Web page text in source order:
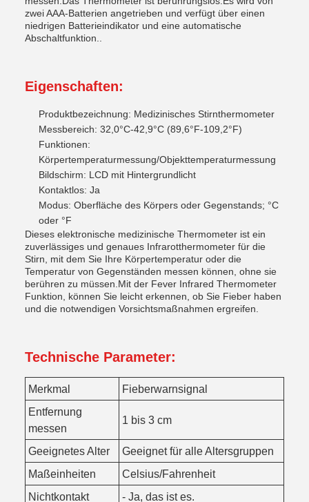
zwei AAA-Batterien angetrieben und verfügt über einen
niedrigen Batterieindikator und eine automatische
Abschaltfunktion..
Eigenschaften:
Produktbezeichnung: Medizinisches Stirnthermometer
Messbereich: 32,0°C-42,9°C (89,6°F-109,2°F)
Funktionen:
Körpertemperaturmessung/Objekttemperaturmessung
Bildschirm: LCD mit Hintergrundlicht
Kontaktlos: Ja
Modus: Oberfläche des Körpers oder Gegenstands; °C
oder °F
Dieses elektronische medizinische Thermometer ist ein
zuverlässiges und genaues Infrarotthermometer für die
Stirn, mit dem Sie Ihre Körpertemperatur oder die
Temperatur von Gegenständen messen können, ohne sie
berühren zu müssen.Mit der Fever Infrared Thermometer
Funktion, können Sie leicht erkennen, ob Sie Fieber haben
und die notwendigen Vorsichtsmaßnahmen ergreifen.
Technische Parameter:
Merkmal
Fieberwarnsignal
Entfernung
messen
1 bis 3 cm
Geeignetes Alter
Geeignet für alle Altersgruppen
Maßeinheiten
Celsius/Fahrenheit
Nichtkontakt
- Ja, das ist es.